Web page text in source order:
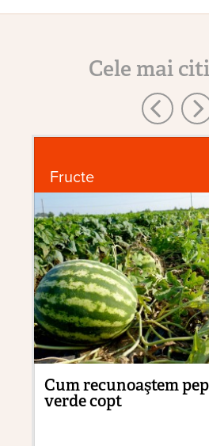
Cele mai
Fructe
Cum recunoaştem
verde copt